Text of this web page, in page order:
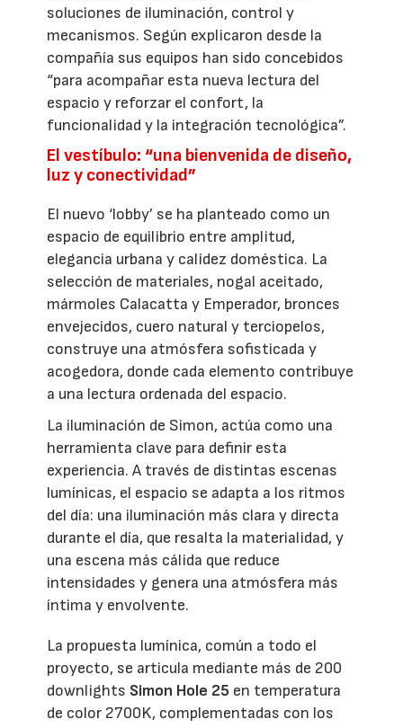
soluciones de iluminación, control y
mecanismos. Según explicaron desde la
compañía sus equipos han sido concebidos
“para acompañar esta nueva lectura del
espacio y reforzar el confort, la
funcionalidad y la integración tecnológica”.
El vestíbulo: “una bienvenida de diseño,
luz y conectividad”
El nuevo ‘lobby’ se ha planteado como un
espacio de equilibrio entre amplitud,
elegancia urbana y calidez doméstica. La
selección de materiales, nogal aceitado,
mármoles Calacatta y Emperador, bronces
envejecidos, cuero natural y terciopelos,
construye una atmósfera sofisticada y
acogedora, donde cada elemento contribuye
a una lectura ordenada del espacio.
La iluminación de Simon, actúa como una
herramienta clave para definir esta
experiencia. A través de distintas escenas
lumínicas, el espacio se adapta a los ritmos
del día: una iluminación más clara y directa
durante el día, que resalta la materialidad, y
una escena más cálida que reduce
intensidades y genera una atmósfera más
íntima y envolvente.
La propuesta lumínica, común a todo el
proyecto, se articula mediante más de 200
downlights Simon Hole 25 en temperatura
de color 2700K, complementadas con los